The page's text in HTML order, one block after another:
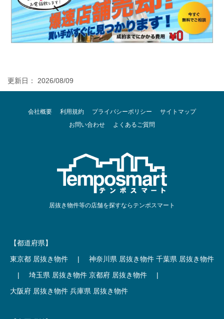
更新日： 2026/08/09
会社概要 利用規約 プライバシーポリシー
サイトマップ
お問い合わせ
よくあるご質問
居抜き物件等の店舗を探すならテンポスマート
【都道府県】
東京都 居抜き物件
| 神奈川県 居抜き物件 千葉県 居抜き物件
|
埼玉県 居抜き物件 京都府 居抜き物件
|
大阪府 居抜き物件 兵庫県 居抜き物件